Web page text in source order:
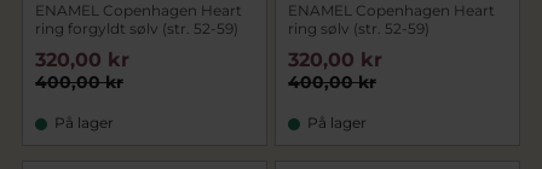
ENAMEL Copenhagen Heart
ring forgyldt sølv (str. 52-59)
400,00 kr
320,00 kr
På lager
ENAMEL Copenhagen Heart
ring sølv (str. 52-59)
400,00 kr
320,00 kr
På lager